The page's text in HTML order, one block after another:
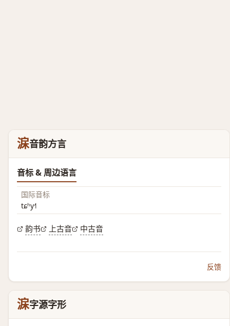
淭音韵方言
音标 & 周边语言
国际音标
tɕʰy˧˥
韵书 上古音 中古音
反馈
淭字源字形